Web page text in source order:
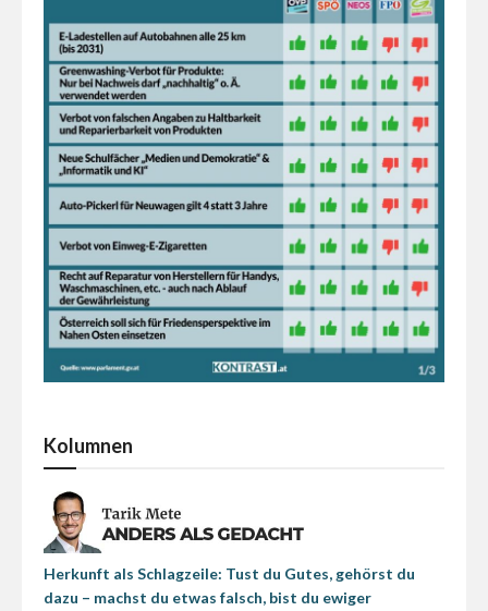
Kolumnen
Herkunft als Schlagzeile: Tust du Gutes, gehörst du
dazu – machst du etwas falsch, bist du ewiger